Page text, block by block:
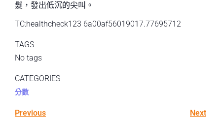
髮，發出低沉的尖叫。
TC:healthcheck123 6a00af56019017.77695712
TAGS
No tags
CATEGORIES
分數
Previous Next